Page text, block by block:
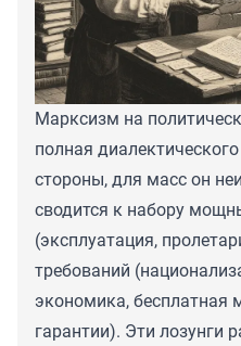
Марксизм на
полная
стороны, для масс он
сводится к набору
(эксплуатация,
требований
экономика, бесплатная
гарантии). Эти лозунги